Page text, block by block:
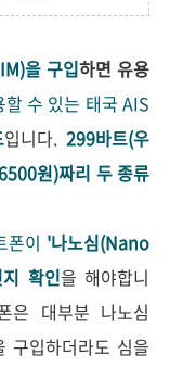
을 구입하면 유용
할 수 있는 태국 AIS
입니다. 299바트(우
원)짜리 두 종류
폰이 '나노심(Nano
확인을 해야합니
은 대부분 나노심
구입하더라도 심을